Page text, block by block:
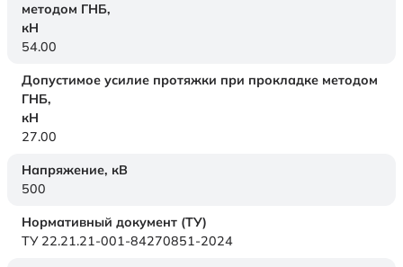
методом ГНБ,
кН
54.00
Допустимое усилие протяжки при прокладке методом
ГНБ,
кН
27.00
Напряжение, кВ
500
Нормативный документ (ТУ)
ТУ 22.21.21-001-84270851-2024